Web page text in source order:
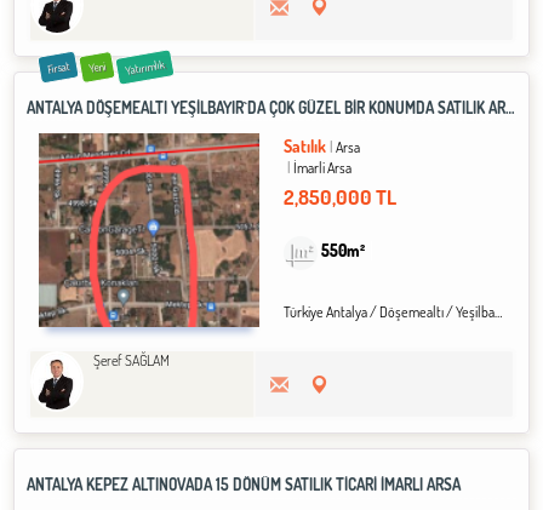
Fırsat Yeni Yatırımlık
ANTALYA DÖŞEMEALTI YEŞİLBAYIR`DA ÇOK GÜZEL BİR KONUMDA SATILIK ARSA
Satılık Arsa
İmarli Arsa
2,850,000 TL
550m²
Türkiye Antalya / Döşemealtı/ Yeşilbayır
Şeref SAĞLAM
ANTALYA KEPEZ ALTINOVADA 15 DÖNÜM SATILIK TİCARİ İMARLI ARSA